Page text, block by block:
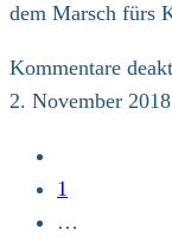
dem Marsch fürs
Kommentare
2. November 2018
vorherigen
Seite
1
…